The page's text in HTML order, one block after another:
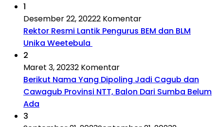
1
Desember 22, 20222 Komentar
Rektor Resmi Lantik Pengurus BEM dan BLM
Unika Weetebula
2
Maret 3, 20232 Komentar
Berikut Nama Yang Dipoling Jadi Cagub dan
Cawagub Provinsi NTT, Balon Dari Sumba Belum
Ada
3